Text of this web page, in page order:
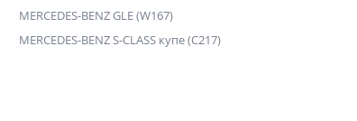
MERCEDES-BENZ GLE (W167)
MERCEDES-BENZ S-CLASS купе (C217)